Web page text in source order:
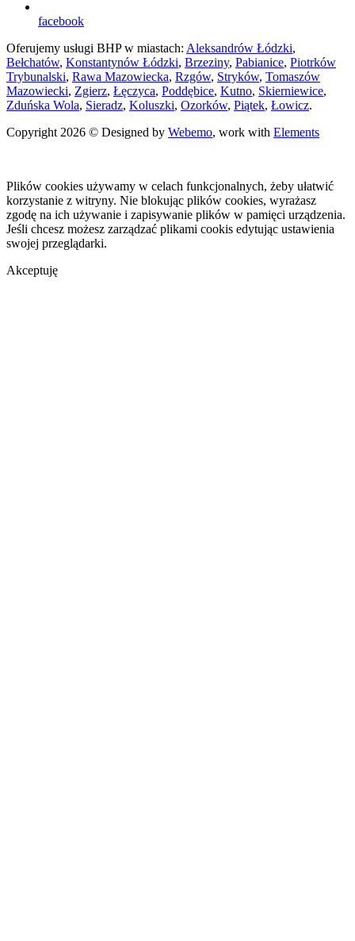
facebook
Oferujemy usługi BHP w miastach: Aleksandrów Łódzki,
Bełchatów, Konstantynów Łódzki, Brzeziny, Pabianice, Piotrków
Trybunalski, Rawa Mazowiecka, Rzgów, Stryków, Tomaszów
Mazowiecki, Zgierz, Łęczyca, Poddębice, Kutno, Skierniewice,
Zduńska Wola, Sieradz, Koluszki, Ozorków, Piątek, Łowicz.
Copyright 2026 © Designed by Webemo, work with Elements
Plików cookies używamy w celach funkcjonalnych, żeby ułatwić
korzystanie z witryny. Nie blokując plików cookies, wyrażasz
zgodę na ich używanie i zapisywanie plików w pamięci urządzenia.
Jeśli chcesz możesz zarządzać plikami cookis edytując ustawienia
swojej przeglądarki.
Akceptuję